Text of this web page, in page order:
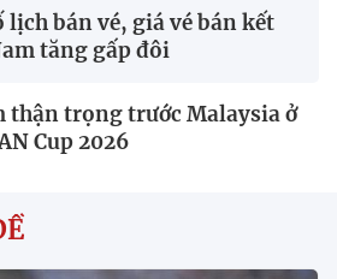
lịch bán vé, giá vé bán kết
tăng gấp đôi
thận trọng trước Malaysia ở
Cup 2026